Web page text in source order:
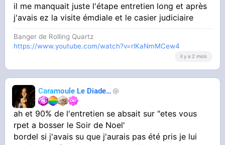
il me manquait juste l'étape entretien long et après
j'avais ez la visite émdiale et le casier judiciaire
Banger de Rolling Quartz
https://www.youtube.com/watch?v=rlKaNmMCew4
il y a 2 mois
Caramoule Le Diadem
ah et 90% de l'entretien se absait sur "etes vous
rpet a bosser le Soir de Noel'
bordel si j'avais su que j'aurais pas été pris je lui